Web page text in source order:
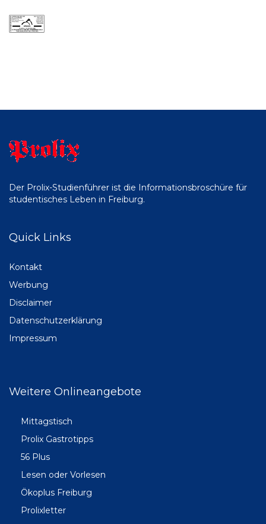
Der Prolix-Studienführer ist die Informationsbroschüre für
studentisches Leben in Freiburg.
Quick Links
Kontakt
Werbung
Disclaimer
Datenschutzerklärung
Impressum
Weitere Onlineangebote
Mittagstisch
Prolix Gastrotipps
56 Plus
Lesen oder Vorlesen
Ökoplus Freiburg
Prolixletter